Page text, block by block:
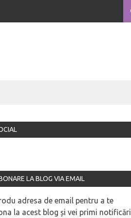
LA BLOG VIA EMAIL
adresa de email pentru a te
la acest blog și vei primi notificări